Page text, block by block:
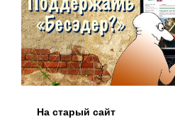
На старый сайт